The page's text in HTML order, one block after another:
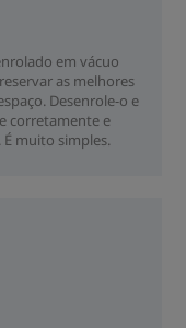
em vácuo
as melhores
Desenrole-o e
corretamente e
muito simples.